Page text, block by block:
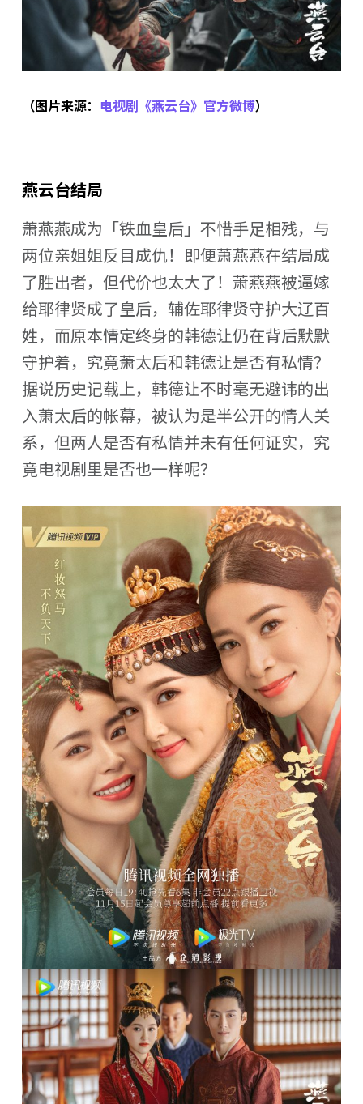
（图片来源： 电视剧《燕云台》官方微博）
燕云台结局
萧燕燕成为「铁血皇后」不惜手足相残，与
两位亲姐姐反目成仇！即便萧燕燕在结局成
了胜出者，但代价也太大了！萧燕燕被逼嫁
给耶律贤成了皇后，辅佐耶律贤守护大辽百
姓，而原本情定终身的韩德让仍在背后默默
守护着，究竟萧太后和韩德让是否有私情？
据说历史记载上，韩德让不时毫无避讳的出
入萧太后的帐幕，被认为是半公开的情人关
系，但两人是否有私情并未有任何证实，究
竟电视剧里是否也一样呢？